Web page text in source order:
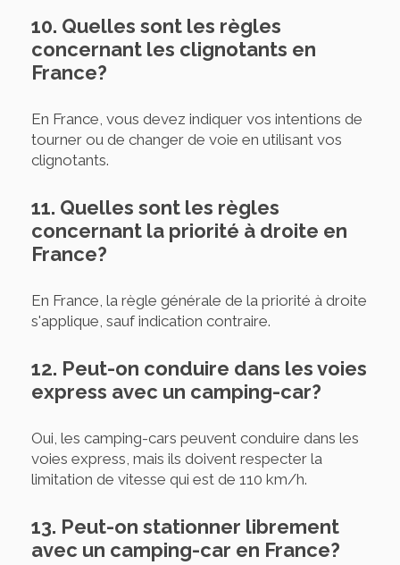
10. Quelles sont les règles
concernant les clignotants en
France?
En France, vous devez indiquer vos intentions de
tourner ou de changer de voie en utilisant vos
clignotants.
11. Quelles sont les règles
concernant la priorité à droite en
France?
En France, la règle générale de la priorité à droite
s'applique, sauf indication contraire.
12. Peut-on conduire dans les voies
express avec un camping-car?
Oui, les camping-cars peuvent conduire dans les
voies express, mais ils doivent respecter la
limitation de vitesse qui est de 110 km/h.
13. Peut-on stationner librement
avec un camping-car en France?